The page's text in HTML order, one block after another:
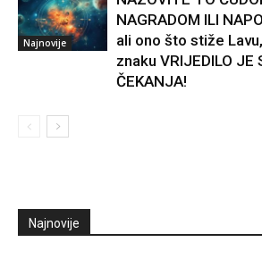
Najnovije
NAGRADOM ILI
ali ono što stiže
znaku VRIJEDILO JE
ČEKANJA!
Najnovije